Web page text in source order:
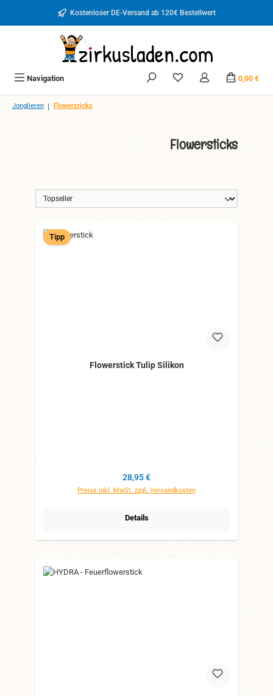
Zum Hauptinhalt springenKostenloser DE-Versand ab 120€ Bestellwert
Navigation Du hast 0 Produkte auf
0,00 €
Jonglieren | Flowersticks
Flowersticks
Tipp
Flowerstick Tulip Silikon
Regulärer Preis:
28,95 €
Preise inkl. MwSt. zzgl. Versandkosten
Details